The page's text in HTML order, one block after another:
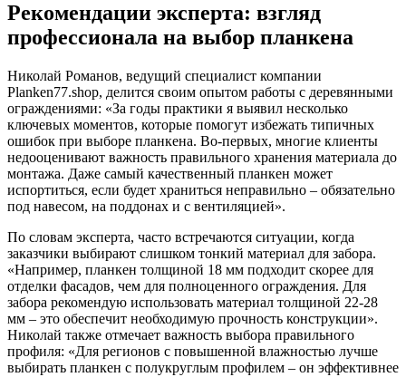
Рекомендации эксперта: взгляд
профессионала на выбор планкена
Николай Романов, ведущий специалист компании
Planken77.shop, делится своим опытом работы с деревянными
ограждениями: «За годы практики я выявил несколько
ключевых моментов, которые помогут избежать типичных
ошибок при выборе планкена. Во-первых, многие клиенты
недооценивают важность правильного хранения материала до
монтажа. Даже самый качественный планкен может
испортиться, если будет храниться неправильно – обязательно
под навесом, на поддонах и с вентиляцией».
По словам эксперта, часто встречаются ситуации, когда
заказчики выбирают слишком тонкий материал для забора.
«Например, планкен толщиной 18 мм подходит скорее для
отделки фасадов, чем для полноценного ограждения. Для
забора рекомендую использовать материал толщиной 22-28
мм – это обеспечит необходимую прочность конструкции».
Николай также отмечает важность выбора правильного
профиля: «Для регионов с повышенной влажностью лучше
выбирать планкен с полукруглым профилем – он эффективнее